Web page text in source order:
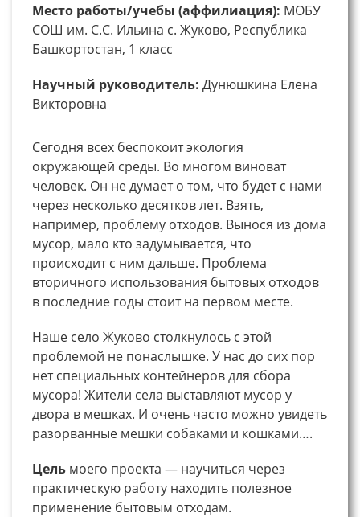
Место работы/учебы (аффилиация): МОБУ
СОШ им. С.С. Ильина с. Жуково, Республика
Башкортостан, 1 класс
Научный руководитель: Дунюшкина Елена
Викторовна
Сегодня всех беспокоит экология
окружающей среды. Во многом виноват
человек. Он не думает о том, что будет с нами
через несколько десятков лет. Взять,
например, проблему отходов. Вынося из дома
мусор, мало кто задумывается, что
происходит с ним дальше. Проблема
вторичного использования бытовых отходов
в последние годы стоит на первом месте.
Наше село Жуково столкнулось с этой
проблемой не понаслышке. У нас до сих пор
нет специальных контейнеров для сбора
мусора! Жители села выставляют мусор у
двора в мешках. И очень часто можно увидеть
разорванные мешки собаками и кошками….
Цель моего проекта — научиться через
практическую работу находить полезное
применение бытовым отходам.